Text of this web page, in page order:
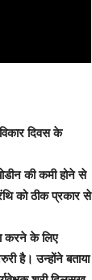
दिवस के
की कमी होने से
को ठीक प्रकार से
करने के लिए
है। उन्होंने बताया